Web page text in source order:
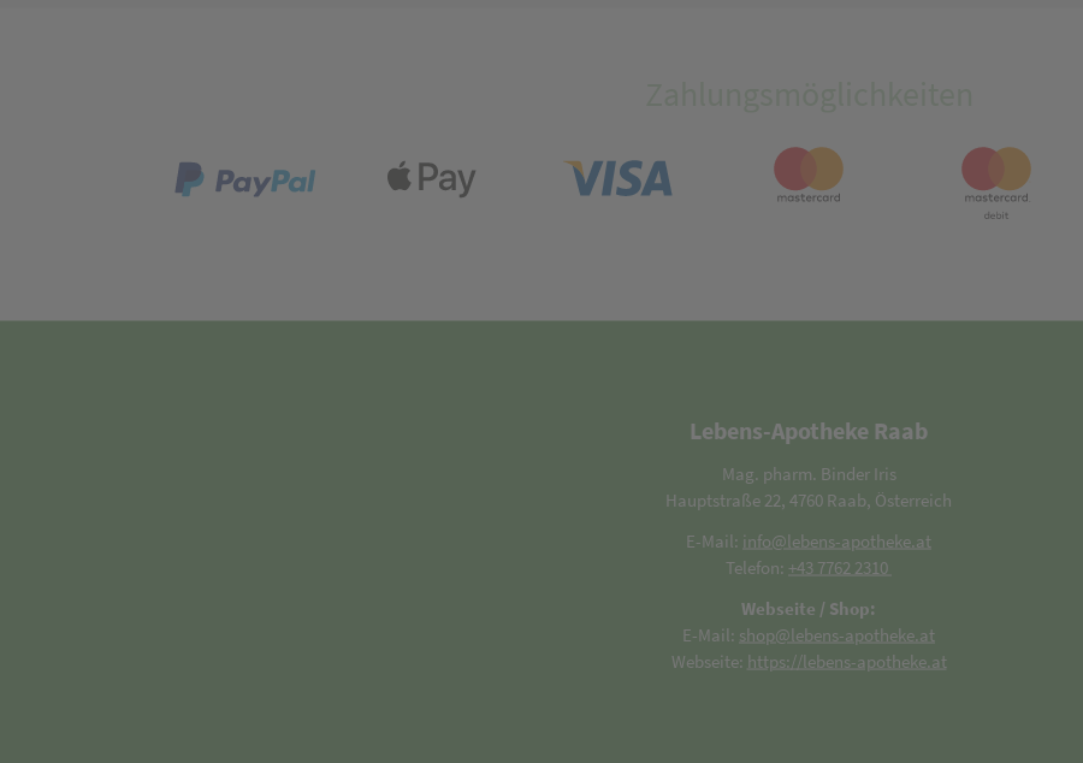
Lebens-Apotheke Raab
Mag. pharm. Binder Iris
Hauptstraße 22, 4760 Raab, Österreich
E-Mail: info@lebens-apotheke.at
Telefon: +43 7762 2310
Webseite / Shop:
E-Mail: shop@lebens-apotheke.at
Webseite: https://lebens-apotheke.at